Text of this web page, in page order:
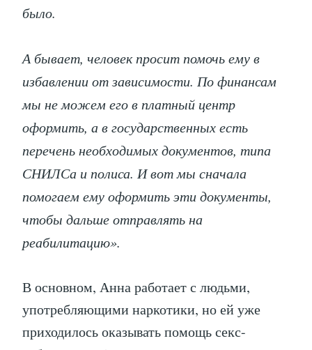
было.
А бывает, человек просит помочь ему в
избавлении от зависимости. По финансам
мы не можем его в платный центр
оформить, а в государственных есть
перечень необходимых документов, типа
СНИЛСа и полиса. И вот мы сначала
помогаем ему оформить эти документы,
чтобы дальше отправлять на
реабилитацию».
В основном, Анна работает с людьми,
употребляющими наркотики, но ей уже
приходилось оказывать помощь секс-